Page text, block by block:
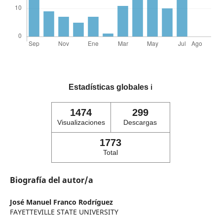
Estadísticas globales ℹ️
1474
Visualizaciones
299
Descargas
1773
Total
Biografía del autor/a
José Manuel Franco Rodríguez
FAYETTEVILLE STATE UNIVERSITY